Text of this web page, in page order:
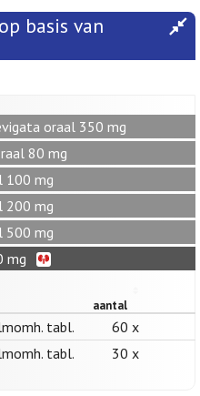
basis van
oraal 350 mg
80 mg
100 mg
200 mg
500 mg
mg
aantal
tabl.
60 x
tabl. 30 x